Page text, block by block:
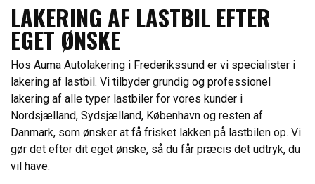
LAKERING AF LASTBIL​ EFTER
EGET ØNSKE
Hos Auma Autolakering i Frederikssund er vi specialister i
lakering af lastbil. Vi tilbyder grundig og professionel
lakering af alle typer lastbiler for vores kunder i
Nordsjælland, Sydsjælland, København og resten af
Danmark, som ønsker at få frisket lakken på lastbilen op. Vi
gør det efter dit eget ønske, så du får præcis det udtryk, du
vil have.